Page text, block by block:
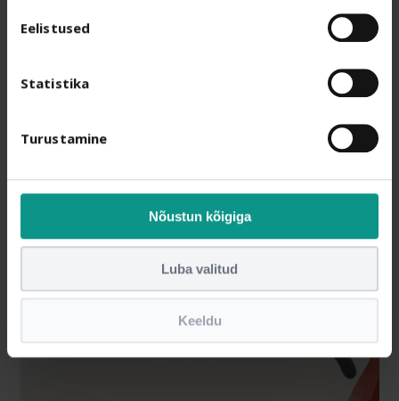
Eelistused
Statistika
Turustamine
Nõustun kõigiga
Luba valitud
Keeldu